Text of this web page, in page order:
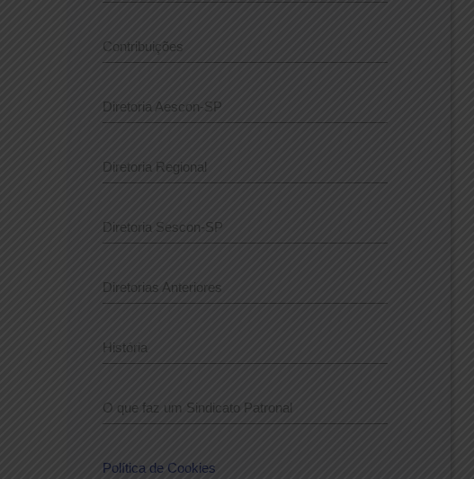
Contribuições
Diretoria Aescon-SP
Diretoria Regional
Diretoria Sescon-SP
Diretorias Anteriores
História
O que faz um Sindicato Patronal
Política de Cookies